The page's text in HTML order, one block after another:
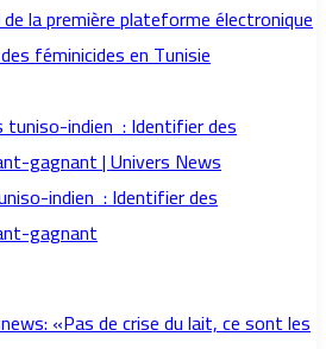
la première plateforme électronique
féminicides en Tunisie
indien : Identifier des
gagnant